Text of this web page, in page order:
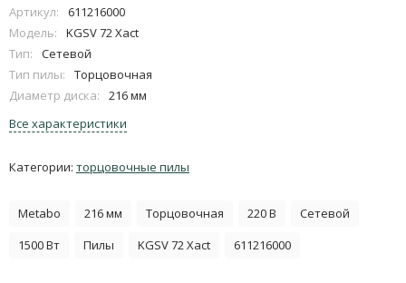
Артикул:
611216000
Модель:
KGSV 72 Xact
Тип:
Сетевой
Тип пилы:
Торцовочная
Диаметр диска:
216 мм
Все характеристики
Категории: торцовочные пилы
Metabo 216 мм Торцовочная 220 В
Сетевой
1500 Вт
Пилы KGSV 72 Xact 611216000